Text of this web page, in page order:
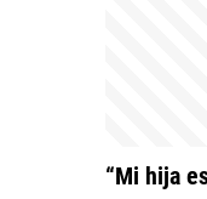
“Mi hija